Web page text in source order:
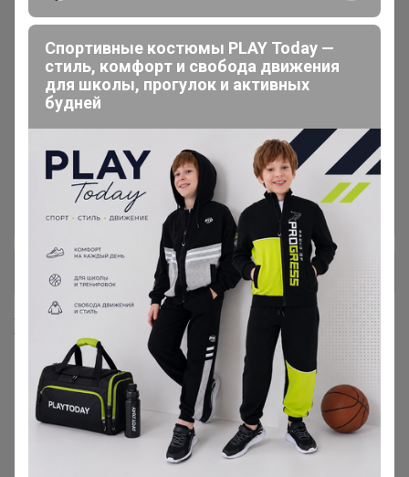
РАСПРОДАЖА до -55% 86
🔥Новая коллекция ЛЕТО25
Новая ОСЕНЬ-ЗИМА 25 48
Телеграмм канал и MAX. Все
узнаете самые первые!
+ Ещё 3 каталога
Хиты продаж
Спортивные костюмы PLAY Today —
стиль, комфорт и свобода движения
для школы, прогулок и активных
будней